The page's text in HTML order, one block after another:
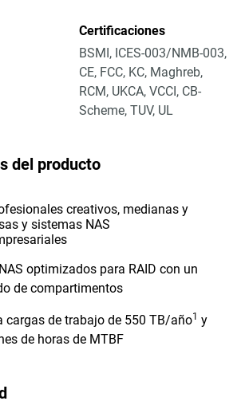
Certificaciones
BSMI, ICES-003/NMB-003,
CE, FCC, KC, Maghreb,
RCM, UKCA, VCCI, CB-
Scheme, TUV, UL
del producto
creativos, medianas y
y sistemas NAS
optimizados para RAID con un
de compartimentos
cargas de trabajo de 550 TB/año1 y
de horas de MTBF